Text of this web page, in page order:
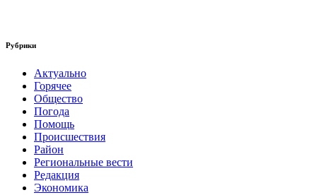
Рубрики
Актуально
Горячее
Общество
Погода
Помощь
Происшествия
Район
Региональные вести
Редакция
Экономика